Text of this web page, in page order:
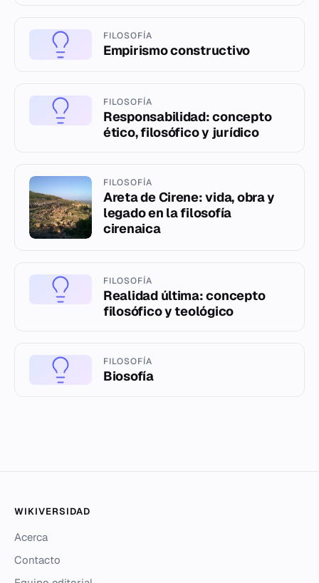
FILOSOFÍA
Empirismo constructivo
FILOSOFÍA
Responsabilidad: concepto
ético, filosófico y jurídico
FILOSOFÍA
Areta de Cirene: vida, obra y
legado en la filosofía
cirenaica
FILOSOFÍA
Realidad última: concepto
filosófico y teológico
FILOSOFÍA
Biosofía
WIKIVERSIDAD
Acerca
Contacto